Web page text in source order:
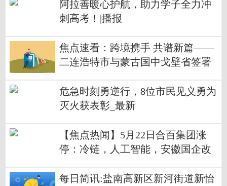
阿拉善暖心护航，助力学子全力冲
刺高考！|播报
焦点速看：跨境携手 共谱新篇——
二连浩特市与蒙古国中戈壁省签署
危急时刻勇逆行，8位市民见义勇为
灭火获表彰_最新
【焦点热闻】5月22日合百集团涨
停：冷链，人工智能，安徽国企改
每日简讯:盐南高新区新河街道新怡